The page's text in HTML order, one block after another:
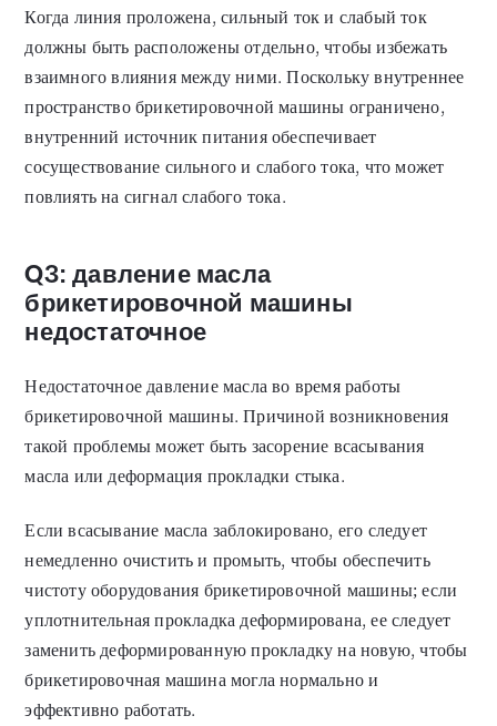
Когда линия проложена, сильный ток и слабый ток
должны быть расположены отдельно, чтобы избежать
взаимного влияния между ними. Поскольку внутреннее
пространство брикетировочной машины ограничено,
внутренний источник питания обеспечивает
сосуществование сильного и слабого тока, что может
повлиять на сигнал слабого тока.
Q3: давление масла
брикетировочной машины
недостаточное
Недостаточное давление масла во время работы
брикетировочной машины. Причиной возникновения
такой проблемы может быть засорение всасывания
масла или деформация прокладки стыка.
Если всасывание масла заблокировано, его следует
немедленно очистить и промыть, чтобы обеспечить
чистоту оборудования брикетировочной машины; если
уплотнительная прокладка деформирована, ее следует
заменить деформированную прокладку на новую, чтобы
брикетировочная машина могла нормально и
эффективно работать.